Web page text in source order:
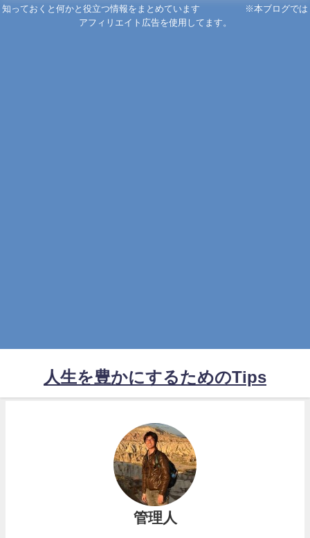
知っておくと何かと役立つ情報をまとめています ※本ブログでは
アフィリエイト広告を使用してます。
人生を豊かにするためのTips
管理人